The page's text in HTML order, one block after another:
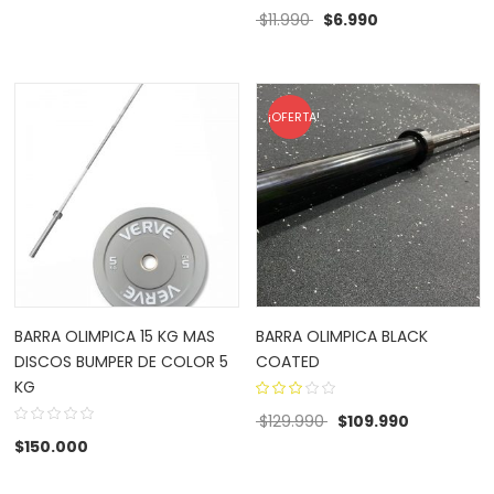
1.00
5
$11.990 El precio original era:
$6.990El precio
BARRA OLIMPICA 15 KG MAS
DISCOS BUMPER DE COLOR 5
KG
$150.000
¡OFERTA!
BARRA OLIMPICA BLACK
COATED
3.00
$129.990 El precio original era:
$109.990El precio